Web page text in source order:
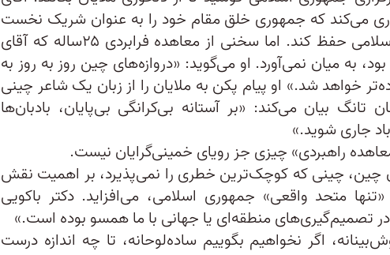
می‌کند که جمهوری خلق مقام خود را به عنوان شریک نخست
تجاری جمهوری اسلامی حفظ کند. اما سخنی از معاهده فرابردی ۲۵ساله که آقای
به میان نمی‌آورد. او می‌گوید: «دروازه‌های چین روز به روز به
خواهد شد.» او پیام پکن به ملایان را از زبان یک شاعر چینی
تانگ بیان می‌کند: «بر آستانه بی‌کرانگی بی‌پایان، بادبان‌ها
باد جاری شوید.»
راهبردی» چیزی جز رویای خمینی‌گرایان نیست.
چین، چینی که کوچک‌ترین خطری را نمی‌پذیرد، بر اهمیت نقش
متحد واقعی» جمهوری اسلامی، می‌افزاید. دکتر باکویی
تصمیم‌گیری‌های منطقه‌ای یا جهانی با ما همسو بوده است.»
اگر نخواهیم بگوییم ساده‌لوحانه، تا چه اندازه درست